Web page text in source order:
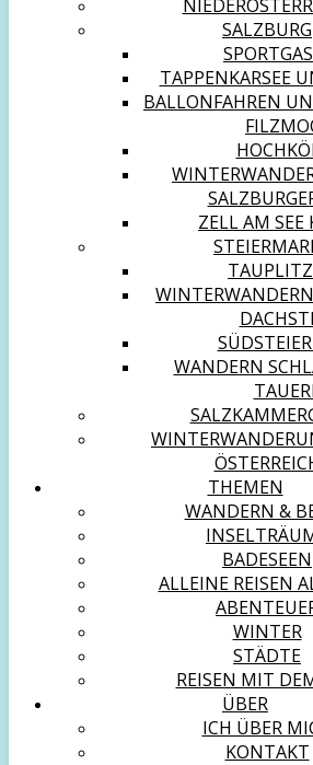
SALZBURG
TAPPENKARSEE
BALLONFAHREN
ZELL AM SEE
WANDERN
THEMEN
WANDERN &
BADESEEN
ALLEINE REISEN
WINTER
STÄDTE
REISEN MIT
ÜBER
ICH ÜBER
KONTAKT